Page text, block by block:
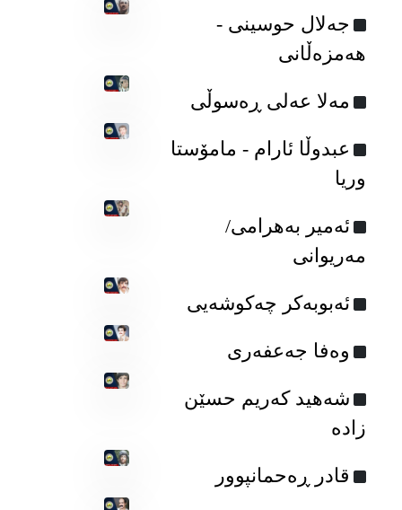
جه‌لال حوسینی -
هه‌مزه‌ڵانی
مه‌لا عه‌لی ڕه‌سوڵی
عبدوڵا ئارام - مامۆستا
وریا
ئەمیر بەهرامی/
مەریوانی
ئه‌بوبه‌کر چه‌کوشه‌یی
وەفا جەعفەری
شەهید کەریم حسێن
زادە
قادر ڕەحمانپوور